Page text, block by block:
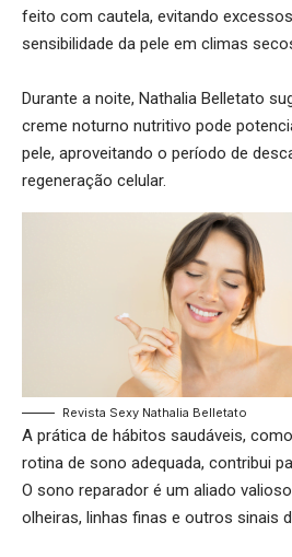
feito com cautela, evitando
sensibilidade da pele em climas
Durante a noite, Nathalia Belletato
creme noturno nutritivo pode
pele, aproveitando o período de
regeneração celular.
Revista Sexy Nathalia Belletato
A prática de hábitos saudáveis,
rotina de sono adequada, contribui
O sono reparador é um aliado
olheiras, linhas finas e outros sinais